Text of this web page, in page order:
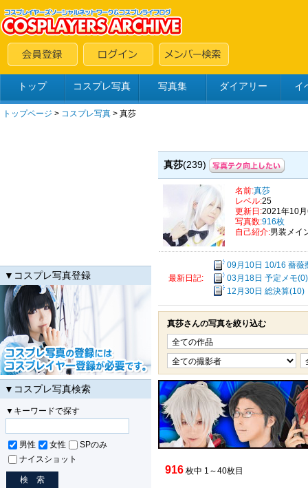
トップ コスプレ写真 写真集 ダイアリー イ
トップページ > コスプレ写真 > 真莎
▼コスプレ写真登録
▼コスプレ写真検索
▼キーワードで探す
男性 女性
SPのみ
ナイスショット
真莎(239)
名前:真莎
レベル:25
更新日:2021年10
写真数:916枚
自己紹介:男装メイ
最新日記:
09月10日 10/16 薔薇
03月18日 予定メモ(0)
12月30日 総決算(10)
真莎さんの写真を絞り込む
916 枚中 1～40枚目